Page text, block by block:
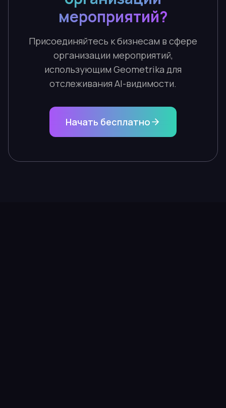
мероприятий?
Присоединяйтесь к бизнесам в сфере
организации мероприятий,
использующим Geometrika для
отслеживания AI-видимости.
Начать бесплатно